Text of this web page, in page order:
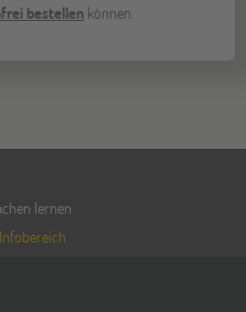
bestellen können.
lernen